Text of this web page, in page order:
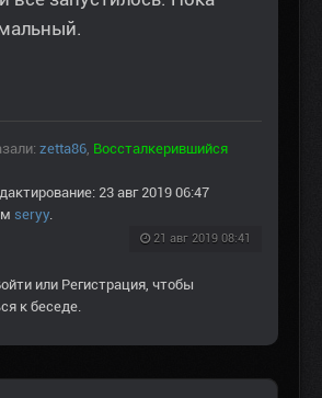
zetta86 Воссталкерившийся
23 авг 2019 06:47
seryy
21 авг 2019 08:41
или Регистрация , чтобы
к беседе.